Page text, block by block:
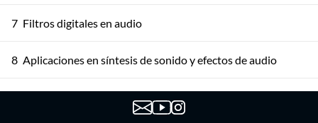
7 Filtros digitales en audio
8 Aplicaciones en síntesis de sonido y efectos de audio